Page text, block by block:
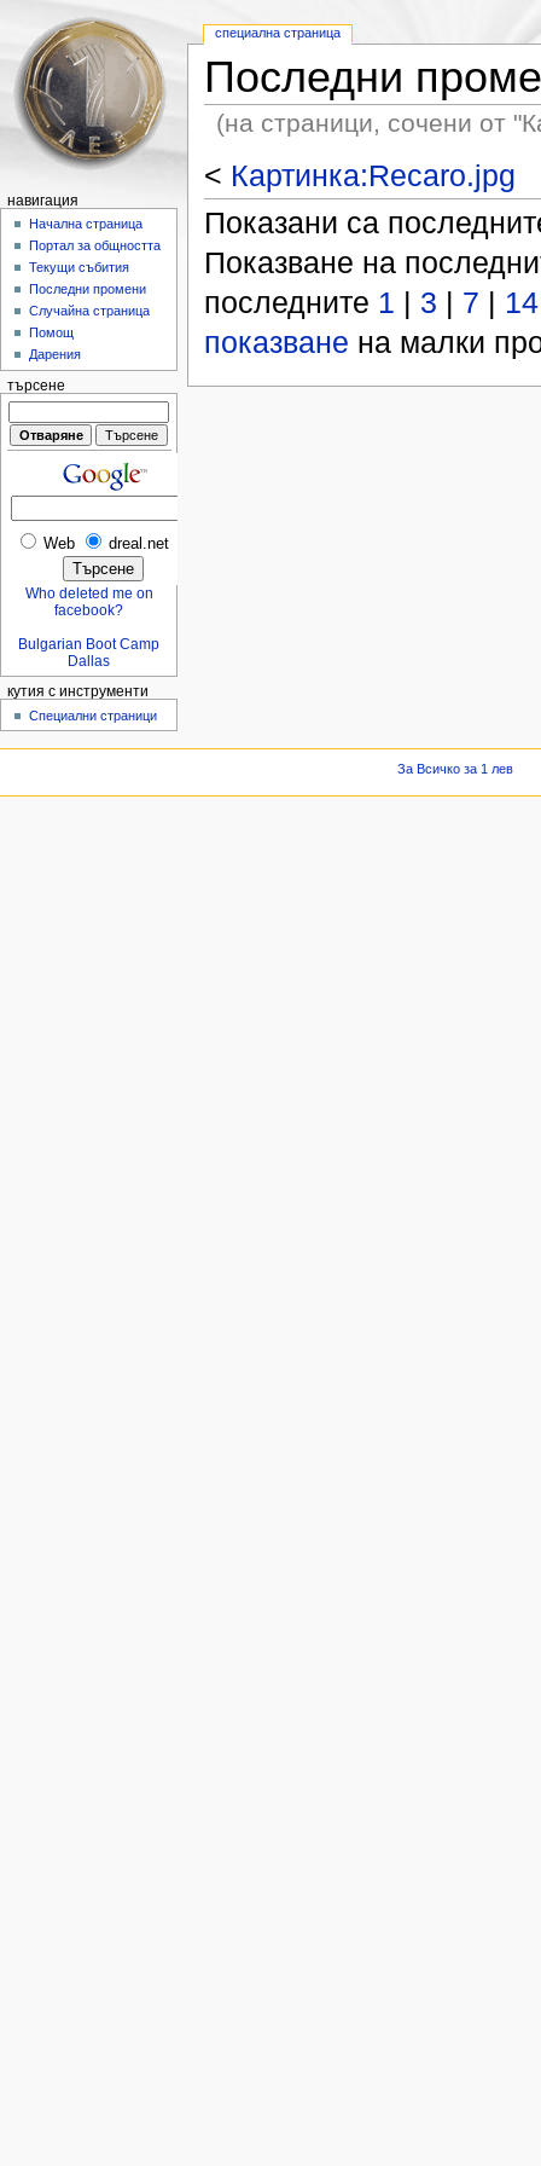
Последни
(на страници, сочени от
< Картинка:Recaro.jpg
Показани са
Показване на
последните 1 | 3 | 7 | 14
показване на малки
специална страница
навигация
Начална страница
Портал за общността
Текущи събития
Последни промени
Случайна страница
Помощ
Дарения
търсене
Web dreal.net
Who deleted me on
facebook?
Bulgarian Boot Camp
Dallas
кутия с инструменти
Специални страници
За Всичко за 1 лев